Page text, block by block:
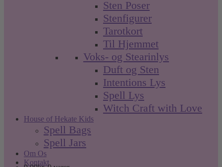
Sten Poser
Stenfigurer
Tarotkort
Til Hjemmet
Voks- og Stearinlys
Duft og Sten
Intentions Lys
Spell Lys
Witch Craft with Love
House of Hekate Kids
Spell Bags
Spell Jars
Om Os
Kontakt